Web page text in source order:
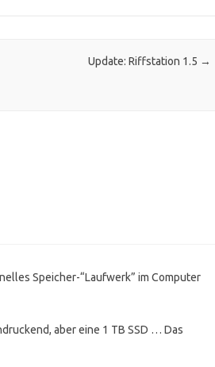
Update: Riffstation 1.5 →
Speicher-“Laufwerk” im Computer
aber eine 1 TB SSD … Das